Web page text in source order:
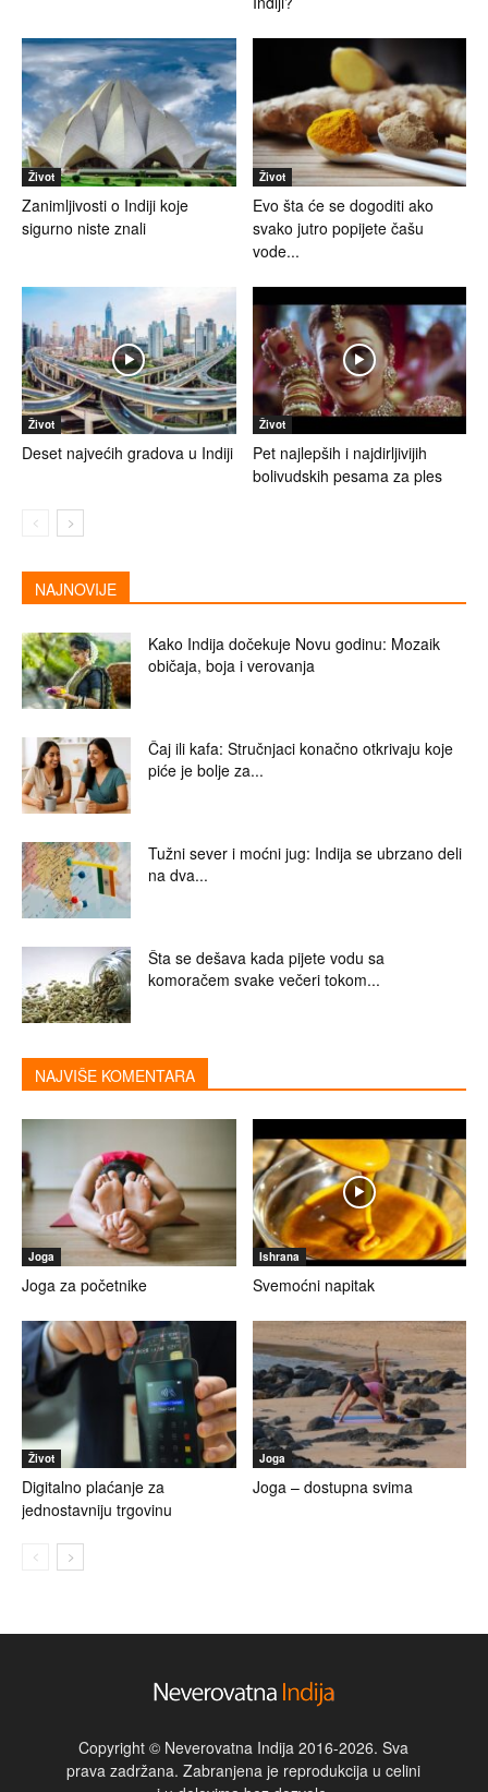
Život
Zanimljivosti o Indiji koje
sigurno niste znali
Život
Evo šta će se dogoditi ako
svako jutro popijete čašu
vode...
Život
Deset najvećih gradova u Indiji
Život
Pet najlepših i najdirljivijih
bolivudskih pesama za ples
NAJNOVIJE
Kako Indija dočekuje Novu godinu: Mozaik
običaja, boja i verovanja
Čaj ili kafa: Stručnjaci konačno otkrivaju koje
piće je bolje za...
Tužni sever i moćni jug: Indija se ubrzano deli
na dva...
Šta se dešava kada pijete vodu sa
komoračem svake večeri tokom...
NAJVIŠE KOMENTARA
Joga
Joga za početnike
Ishrana
Svemoćni napitak
Život
Digitalno plaćanje za
jednostavniju trgovinu
Joga
Joga – dostupna svima
Copyright © Neverovatna Indija 2016-2026. Sva
prava zadržana. Zabranjena je reprodukcija u celini